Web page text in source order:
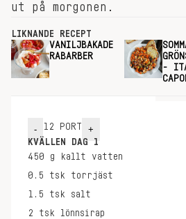
ut på morgonen.
LIKNANDE RECEPT
VANILJBAKADE
RABARBER
-
- 12 PORT +
KVÄLLEN DAG 1
450 g
kallt vatten
0.5 tsk
torrjäst
1.5 tsk
salt
2 tsk
lönnsirap